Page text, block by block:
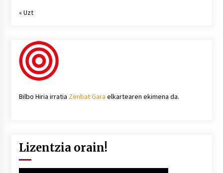
« Uzt
Bilbo Hiria irratia Zenbat Gara elkartearen ekimena da.
Lizentzia orain!